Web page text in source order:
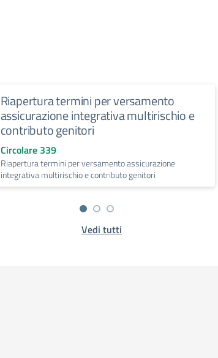
Riapertura termini per versamento
assicurazione integrativa multirischio e
contributo genitori
Circolare 339
Riapertura termini per versamento assicurazione
integrativa multirischio e contributo genitori
Vedi tutti